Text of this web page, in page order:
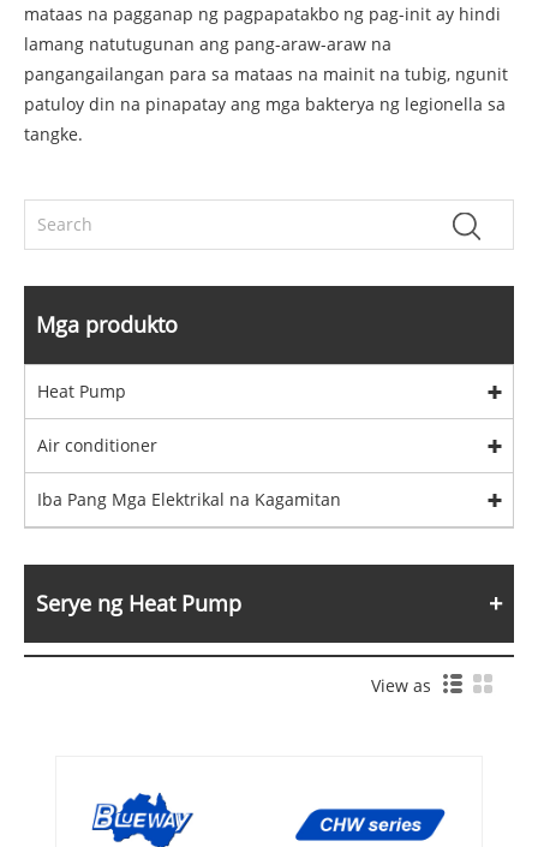
mataas na pagganap ng pagpapatakbo ng pag-init ay hindi
lamang natutugunan ang pang-araw-araw na
pangangailangan para sa mataas na mainit na tubig, ngunit
patuloy din na pinapatay ang mga bakterya ng legionella sa
tangke.
Mga produkto
Heat Pump
Air conditioner
Iba Pang Mga Elektrikal na Kagamitan
Serye ng Heat Pump
View as